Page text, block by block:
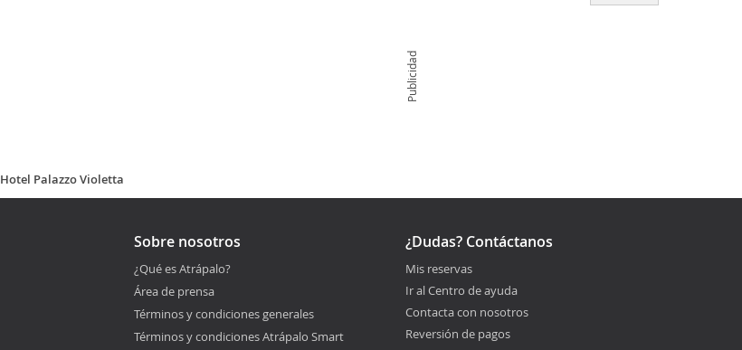
Publicidad
Hotel Palazzo Violetta
Sobre nosotros
¿Qué es Atrápalo?
Área de prensa
Términos y condiciones generales
Términos y condiciones Atrápalo Smart
¿Dudas? Contáctanos
Mis reservas
Ir al Centro de ayuda
Contacta con nosotros
Reversión de pagos